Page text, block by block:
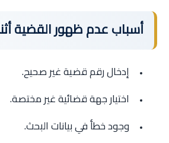
أسباب عدم ظهور القضية
إدخال رقم قضية غير صحيح.
اختيار جهة قضائية غير مختصة.
وجود خطأ في بيانات البحث.